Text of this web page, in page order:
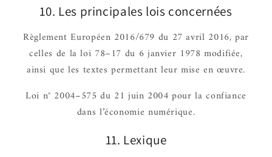
10. Les prin­ci­pales lois concer­nées
Règle­ment Euro­péen 2016/679 du 27 avril 2016, par
celles de la loi 78–17 du 6 janvier 1978 modi­fiée,
ainsi que les textes permet­tant leur mise en œuvre.
Loi n° 2004–575 du 21 juin 2004 pour la confiance
dans l’éco­no­mie numé­rique.
11. Lexique